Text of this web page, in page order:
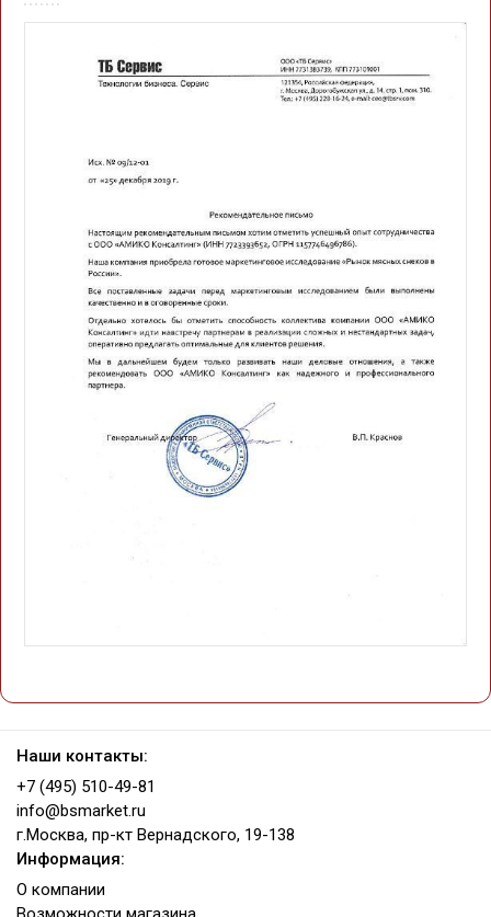
Наши контакты:
+7 (495) 510-49-81
info@bsmarket.ru
г.Москва, пр-кт Вернадского, 19-138
Информация:
О компании